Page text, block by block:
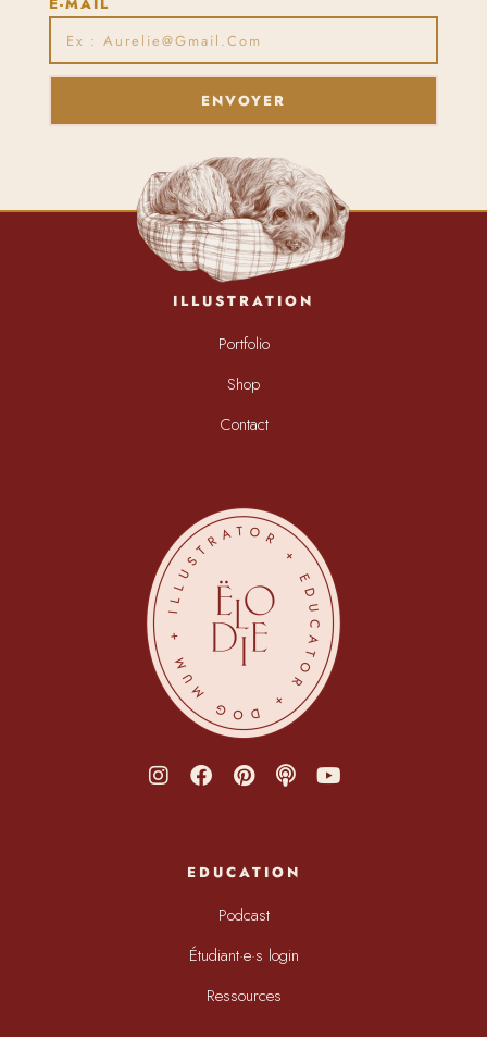
ENVOYER
ILLUSTRATION
Portfolio
Shop
Contact
EDUCATION
Podcast
Étudiant·e·s login
Ressources